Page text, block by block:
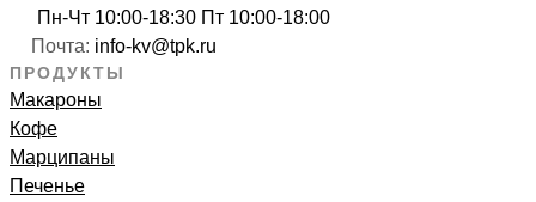
Пн-Чт 10:00-18:30 Пт 10:00-18:00
Почта: info-kv@tpk.ru
ПРОДУКТЫ
Макароны
Кофе
Марципаны
Печенье